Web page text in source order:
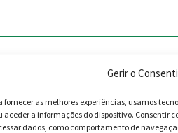
Gerir o
fornecer as melhores experiências, usamos
aceder a informações do dispositivo. Consentir
dados, como comportamento de